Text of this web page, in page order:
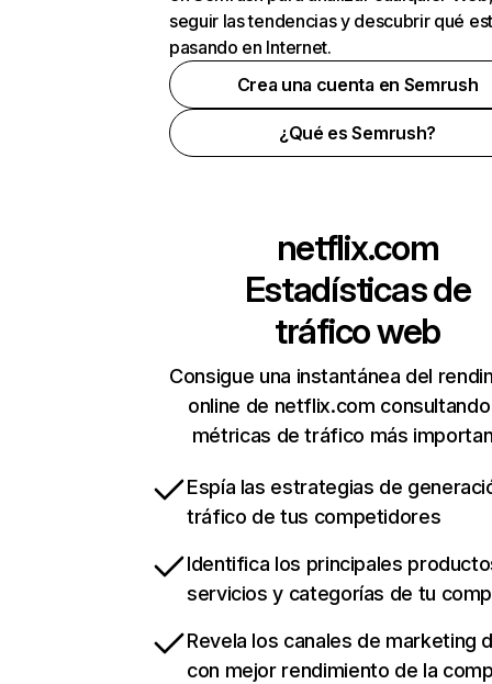
seguir las tendencias y descubrir qué
pasando en Internet.
Crea una cuenta en Semrush
¿Qué es Semrush?
netflix.com
Estadísticas de
tráfico web
Consigue una instantánea del
online de netflix.com
métricas de tráfico más
Espía las estrategias de
tráfico de tus competidores
Identifica los principales
servicios y categorías de tu
Revela los canales de marketing
con mejor rendimiento de la